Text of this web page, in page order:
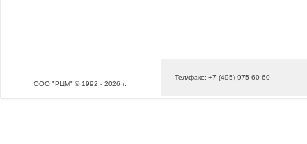
ООО "РЦМ" © 1992 - 2026 г.
Тел/факс: +7 (495) 975-60-60